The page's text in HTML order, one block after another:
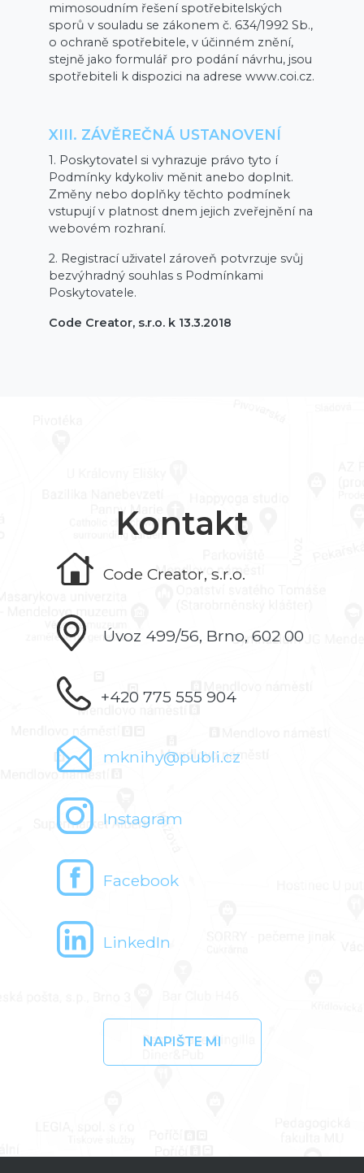
mimosoudním řešení spotřebitelských
sporů v souladu se zákonem č. 634/1992 Sb.,
o ochraně spotřebitele, v účinném znění,
stejně jako formulář pro podání návrhu, jsou
spotřebiteli k dispozici na adrese www.coi.cz.
XIII. ZÁVĚREČNÁ USTANOVENÍ
1. Poskytovatel si vyhrazuje právo tyto í
Podmínky kdykoliv měnit anebo doplnit.
Změny nebo doplňky těchto podmínek
vstupují v platnost dnem jejich zveřejnění na
webovém rozhraní.
2. Registrací uživatel zároveň potvrzuje svůj
bezvýhradný souhlas s Podmínkami
Poskytovatele.
Code Creator, s.r.o. k 13.3.2018
Kontakt
Code Creator, s.r.o.
Úvoz 499/56, Brno, 602 00
+420 775 555 904
mknihy@publi.cz
Instagram
Facebook
LinkedIn
NAPIŠTE MI